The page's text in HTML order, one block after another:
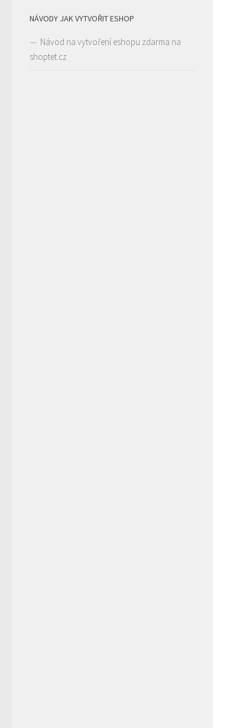
NÁVODY JAK VYTVOŘIT ESHOP
Návod na vytvoření eshopu zdarma na
shoptet.cz